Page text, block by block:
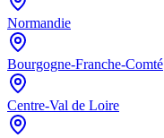
Normandie
Bourgogne-Franche-Comté
Centre-Val de Loire